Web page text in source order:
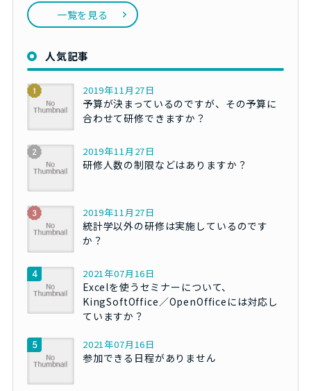
一覧を見る
人気記事
2019年11月27日
予算が決まっているのですが、その予算に
合わせて研修できますか？
2019年11月27日
研修人数の制限などはありますか？
2019年11月27日
統計学以外の研修は実施しているのです
か？
2021年07月16日
Excelを使うセミナーについて、
KingSoftOffice／OpenOfficeには対応し
ていますか？
2021年07月16日
参加できる日程がありません